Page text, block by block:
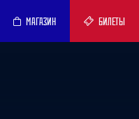
МАГАЗИН БИЛЕТЫ